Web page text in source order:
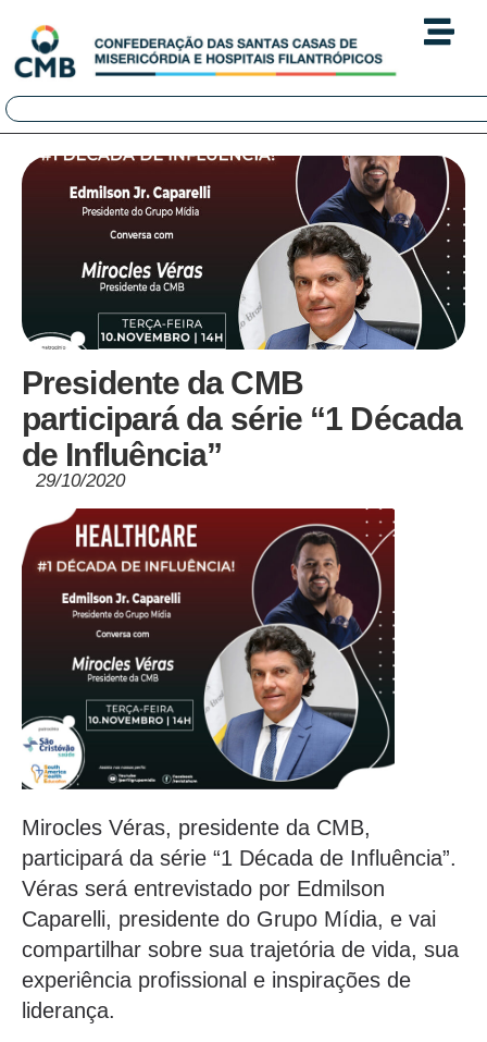
Presidente da CMB
participará da série “1 Década
de Influência”
29/10/2020
Mirocles Véras, presidente da CMB,
participará da série “1 Década de Influência”.
Véras será entrevistado por Edmilson
Caparelli, presidente do Grupo Mídia, e vai
compartilhar sobre sua trajetória de vida, sua
experiência profissional e inspirações de
liderança.